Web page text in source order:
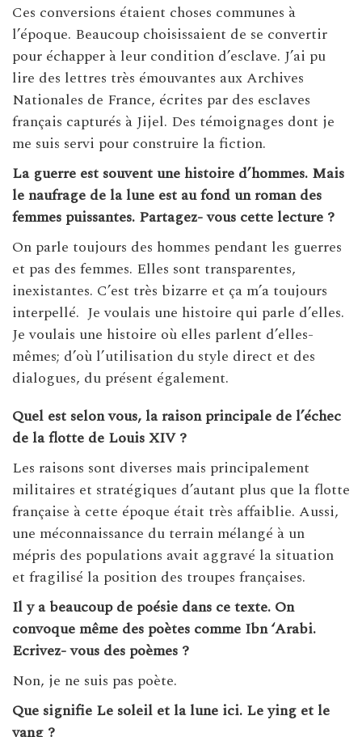
Ces conversions étaient choses communes à
l’époque. Beaucoup choisissaient de se convertir
pour échapper à leur condition d’esclave. J’ai pu
lire des lettres très émouvantes aux Archives
Nationales de France, écrites par des esclaves
français capturés à Jijel. Des témoignages dont je
me suis servi pour construire la fiction.
La guerre est souvent une histoire d’hommes. Mais
le naufrage de la lune est au fond un roman des
femmes puissantes. Partagez- vous cette lecture ?
On parle toujours des hommes pendant les guerres
et pas des femmes. Elles sont transparentes,
inexistantes. C’est très bizarre et ça m’a toujours
interpellé. Je voulais une histoire qui parle d’elles.
Je voulais une histoire où elles parlent d’elles-
mêmes; d’où l’utilisation du style direct et des
dialogues, du présent également.
Quel est selon vous, la raison principale de l’échec
de la flotte de Louis XIV ?
Les raisons sont diverses mais principalement
militaires et stratégiques d’autant plus que la flotte
française à cette époque était très affaiblie. Aussi,
une méconnaissance du terrain mélangé à un
mépris des populations avait aggravé la situation
et fragilisé la position des troupes françaises.
Il y a beaucoup de poésie dans ce texte. On
convoque même des poètes comme Ibn ‘Arabi.
Ecrivez- vous des poèmes ?
Non, je ne suis pas poète.
Que signifie Le soleil et la lune ici. Le ying et le
yang ?